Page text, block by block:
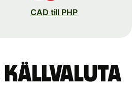
CAD till PHP
källvaluta